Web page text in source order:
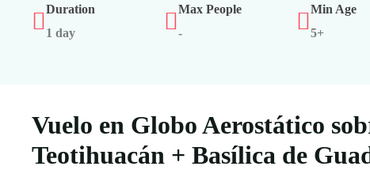
Duration
1 day
Max People
-
Min Age
5+
Vuelo en Globo Aerostático
Teotihuacán + Basílica de